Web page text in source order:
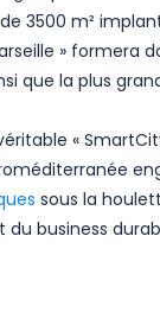
de 3500 m²
» formera
que la plus
«
sous la
du business